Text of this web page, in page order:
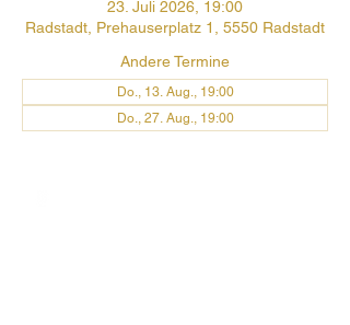
23. Juli 2026, 19:00
Radstadt, Prehauserplatz 1, 5550 Radstadt
Andere Termine
Do., 13. Aug., 19:00
Do., 27. Aug., 19:00